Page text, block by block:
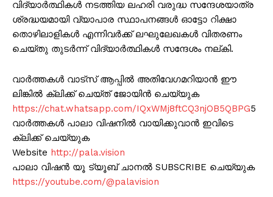
വിദ്യാർത്ഥികൾ നടത്തിയ ലഹരി വരുദ്ധ സന്ദേശയാത്ര
ശ്രദ്ധയമായി വ്യാപാര സ്ഥാപനങ്ങൾ ഓട്ടോ റിക്ഷാ
തൊഴിലാളികൾ എന്നിവർക്ക് ലഘുലേഖകൾ വിതരണം
ചെയ്തു തുടർന്ന് വിദ്യാർത്ഥികൾ സന്ദേശം നല്കി.
വാർത്തകൾ വാട്സ് ആപ്പിൽ അതിവേഗമറിയാൻ ഈ
ലിങ്കിൽ ക്ലിക്ക് ചെയ്ത് ജോയിൻ ചെയ്യുക
https://chat.whatsapp.com/IQxWMj8ftCQ3njOB5QBPG5
വാർത്തകൾ പാലാ വിഷനിൽ വായിക്കുവാൻ ഇവിടെ
ക്ലിക്ക് ചെയ്യുക
Website http://pala.vision
പാലാ വിഷൻ യൂ ട്യൂബ് ചാനൽ SUBSCRIBE ചെയ്യുക
https://youtube.com/@palavision